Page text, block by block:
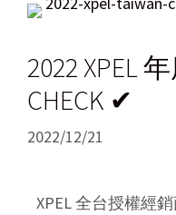
2022 XPEL
CHECK ✔
2022/12/21
XPEL 全台授權經